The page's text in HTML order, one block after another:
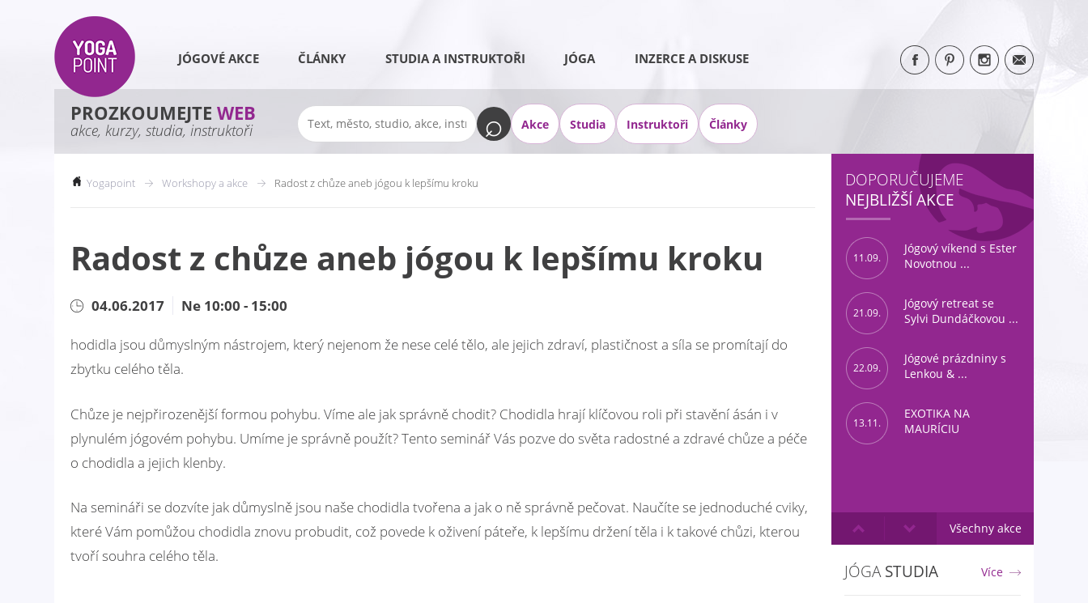
JÓGOVÉ AKCE ČLÁNKY STUDIA A INSTRUKTOŘI JÓGA INZERCE A DISKUSE
PROZKOUMEJTE WEB
akce, kurzy, studia, instruktoři Akce Studia Instruktoři Články
Yogapoint Workshopy a akce Radost z chůze aneb jógou k lepšímu kroku
Radost z chůze aneb jógou k lepšímu kroku
04.06.2017 Ne 10:00 - 15:00
hodidla jsou důmyslným nástrojem, který nejenom že nese celé tělo, ale jejich zdraví, plastičnost a síla se promítají do
zbytku celého těla.
Chůze je nejpřirozenější formou pohybu. Víme ale jak správně chodit? Chodidla hrají klíčovou roli při stavění ásán i v
plynulém jógovém pohybu. Umíme je správně použít? Tento seminář Vás pozve do světa radostné a zdravé chůze a péče
o chodidla a jejich klenby.
Na semináři se dozvíte jak důmyslně jsou naše chodidla tvořena a jak o ně správně pečovat. Naučíte se jednoduché cviky,
které Vám pomůžou chodidla znovu probudit, což povede k oživení páteře, k lepšímu držení těla i k takové chůzi, kterou
tvoří souhra celého těla.
DOPORUČUJEME
NEJBLIŽŠÍ AKCE
11.09.
Jógový víkend s Ester
Novotnou ...
21.09.
Jógový retreat se
Sylvi Dundáčkovou ...
22.09.
Jógové prázdniny s
Lenkou & ...
13.11.
EXOTIKA NA
MAURÍCIU
Všechny akce
JÓGASTUDIA Více